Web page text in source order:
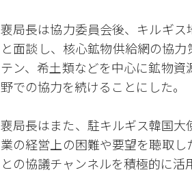
裵局長は協力委員会後、キルギ
と面談し、核心鉱物供給網の協
テン、希土類などを中心に鉱物
野での協力を続けることにした。
裵局長はまた、駐キルギス韓国
業の経営上の困難や要望を聴取
との協議チャンネルを積極的に活